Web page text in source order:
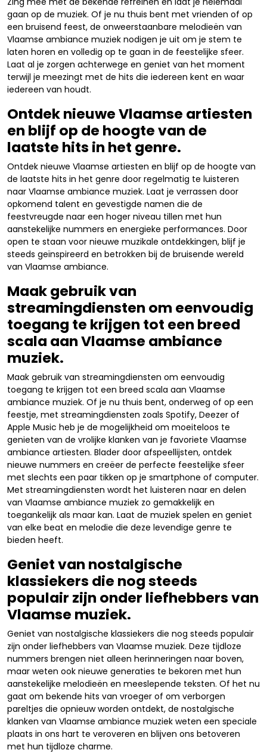
gaan op de muziek. Of je nu thuis bent met vrienden of op
een bruisend feest, de onweerstaanbare melodieën van
Vlaamse ambiance muziek nodigen je uit om je stem te
laten horen en volledig op te gaan in de feestelijke sfeer.
Laat al je zorgen achterwege en geniet van het moment
terwijl je meezingt met de hits die iedereen kent en waar
iedereen van houdt.
Ontdek nieuwe Vlaamse artiesten
en blijf op de hoogte van de
laatste hits in het genre.
Ontdek nieuwe Vlaamse artiesten en blijf op de hoogte van
de laatste hits in het genre door regelmatig te luisteren
naar Vlaamse ambiance muziek. Laat je verrassen door
opkomend talent en gevestigde namen die de
feestvreugde naar een hoger niveau tillen met hun
aanstekelijke nummers en energieke performances. Door
open te staan voor nieuwe muzikale ontdekkingen, blijf je
steeds geïnspireerd en betrokken bij de bruisende wereld
van Vlaamse ambiance.
Maak gebruik van
streamingdiensten om eenvoudig
toegang te krijgen tot een breed
scala aan Vlaamse ambiance
muziek.
Maak gebruik van streamingdiensten om eenvoudig
toegang te krijgen tot een breed scala aan Vlaamse
ambiance muziek. Of je nu thuis bent, onderweg of op een
feestje, met streamingdiensten zoals Spotify, Deezer of
Apple Music heb je de mogelijkheid om moeiteloos te
genieten van de vrolijke klanken van je favoriete Vlaamse
ambiance artiesten. Blader door afspeellijsten, ontdek
nieuwe nummers en creëer de perfecte feestelijke sfeer
met slechts een paar tikken op je smartphone of computer.
Met streamingdiensten wordt het luisteren naar en delen
van Vlaamse ambiance muziek zo gemakkelijk en
toegankelijk als maar kan. Laat de muziek spelen en geniet
van elke beat en melodie die deze levendige genre te
bieden heeft.
Geniet van nostalgische
klassiekers die nog steeds
populair zijn onder liefhebbers van
Vlaamse muziek.
Geniet van nostalgische klassiekers die nog steeds populair
zijn onder liefhebbers van Vlaamse muziek. Deze tijdloze
nummers brengen niet alleen herinneringen naar boven,
maar weten ook nieuwe generaties te bekoren met hun
aanstekelijke melodieën en meeslepende teksten. Of het nu
gaat om bekende hits van vroeger of om verborgen
pareltjes die opnieuw worden ontdekt, de nostalgische
klanken van Vlaamse ambiance muziek weten een speciale
plaats in ons hart te veroveren en blijven ons betoveren
met hun tijdloze charme.